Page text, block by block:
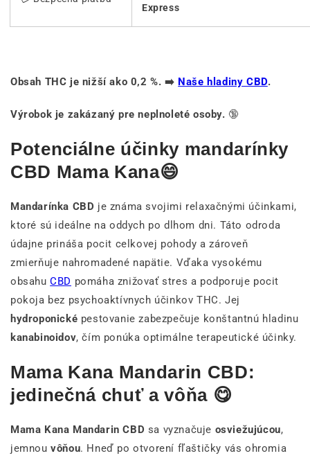
Express
Obsah THC je nižší ako 0,2 %. ➡️ Naše hladiny CBD.
Výrobok je zakázaný pre neplnoleté osoby. 🔞
Potenciálne účinky mandarínky
CBD Mama Kana😄
Mandarínka CBD je známa svojimi relaxačnými účinkami,
ktoré sú ideálne na oddych po dlhom dni. Táto odroda
údajne prináša pocit celkovej pohody a zároveň
zmierňuje nahromadené napätie. Vďaka vysokému
obsahuCBD pomáha znižovať stres a podporuje pocit
pokoja bez psychoaktívnych účinkov THC. Jej
hydroponické pestovanie zabezpečuje konštantnú hladinu
kanabinoidov, čím ponúka optimálne terapeutické účinky.
Mama Kana Mandarin CBD:
jedinečná chuť a vôňa 😋
Mama Kana Mandarin CBD sa vyznačuje osviežujúcou,
jemnouvôňou. Hneď po otvorení fľaštičky vás ohromia